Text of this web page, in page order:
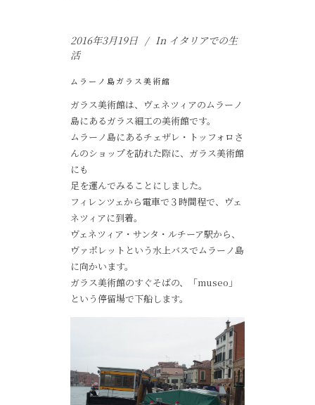
2016年3月19日 In イタリアでの生
活
ムラーノ島ガラス美術館
ガラス美術館は、ヴェネツィアのムラーノ
島にあるガラス細工の美術館です。
ムラーノ島にあるチェザレ・トッフォロさ
んのショップを訪れた際に、ガラス美術館
にも
足を運んでみることにしました。
フィレンツェから電車で３時間程で、ヴェ
ネツィアに到着。
ヴェネツィア・サンタ・ルチーア駅から、
ヴァポレットという水上バスでムラーノ島
に向かいます。
ガラス美術館のすぐそばの、「museo」
という停留場で下船します。